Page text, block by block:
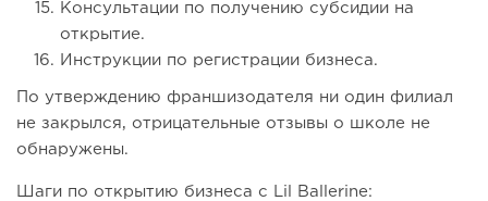
Консультации по получению субсидии на
открытие.
Инструкции по регистрации бизнеса.
По утверждению франшизодателя ни один филиал
не закрылся, отрицательные отзывы о школе не
обнаружены.
Шаги по открытию бизнеса с Lil Ballerine: